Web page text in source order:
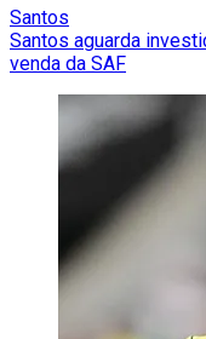
Santos
Santos aguarda
venda da SAF